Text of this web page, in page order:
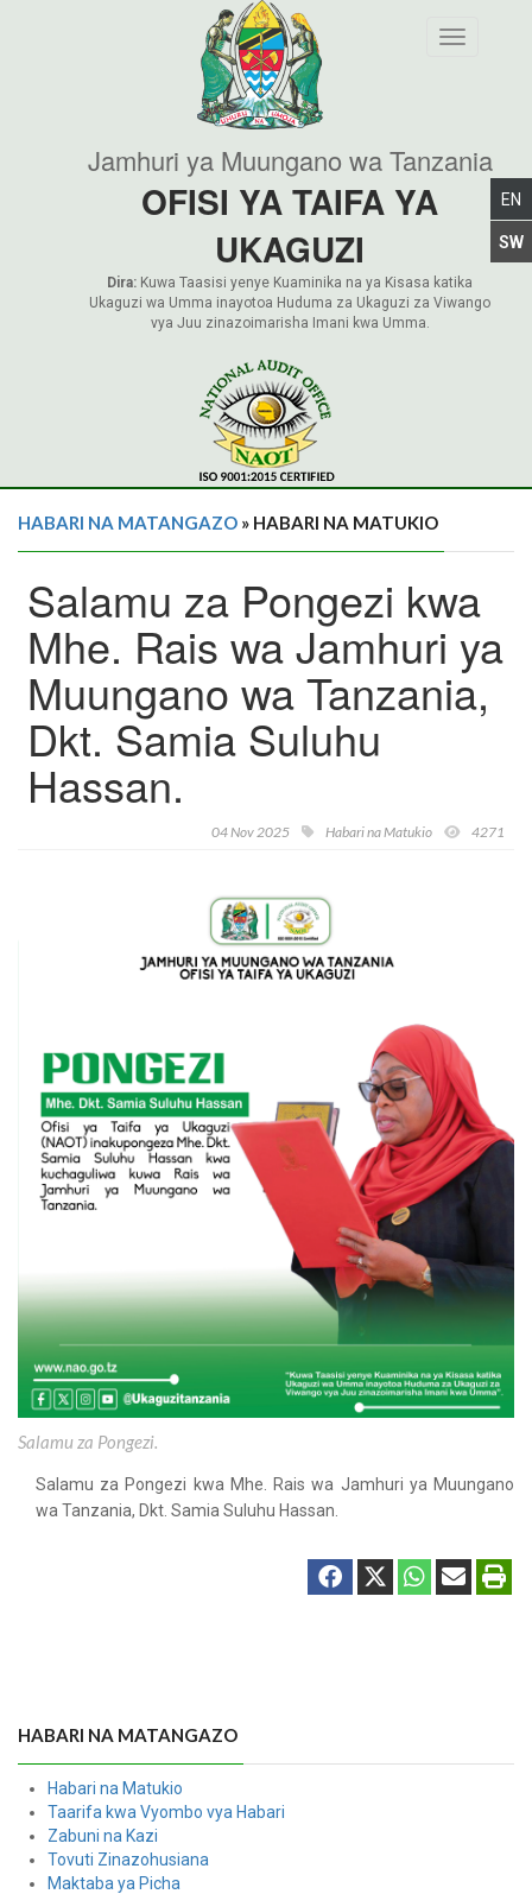
Toggle
Jamhuri ya Muungano wa Tanzania
OFISI YA TAIFA YA
UKAGUZI
Dira: Kuwa Taasisi yenye Kuaminika na ya Kisasa katika
Ukaguzi wa Umma inayotoa Huduma za Ukaguzi za Viwango
vya Juu zinazoimarisha Imani kwa Umma.
HABARI NA MATANGAZO » HABARI NA MATUKIO
Salamu za Pongezi kwa
Mhe. Rais wa Jamhuri ya
Muungano wa Tanzania,
Dkt. Samia Suluhu
Hassan.
04 Nov 2025 Habari na Matukio 4271
Salamu za Pongezi.
Salamu za Pongezi kwa Mhe. Rais wa Jamhuri ya Muungano
wa Tanzania, Dkt. Samia Suluhu Hassan.
HABARI NA MATANGAZO
Habari na Matukio
Taarifa kwa Vyombo vya Habari
Zabuni na Kazi
Tovuti Zinazohusiana
Maktaba ya Picha